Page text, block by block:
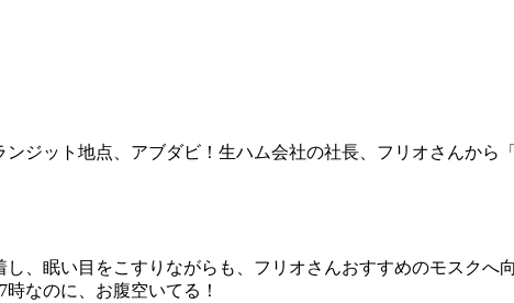
ジット地点、アブダビ！生ハム会社の社長、フリオさんから
、眠い目をこすりながらも、フリオさんおすすめのモスクへ
なのに、お腹空いてる！